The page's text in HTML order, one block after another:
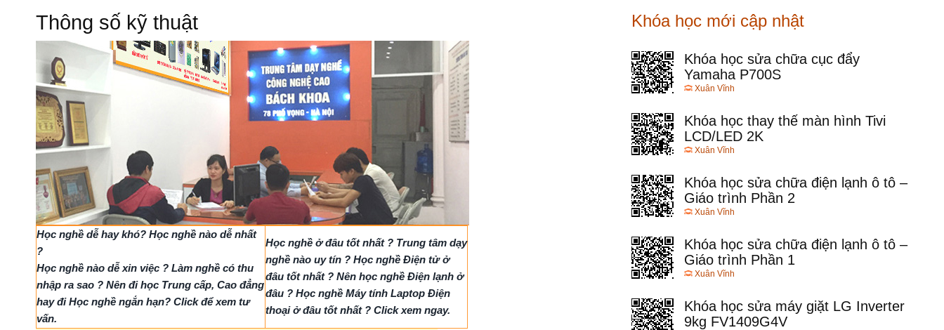
Thông số kỹ thuật
Học nghề dễ hay khó? Học nghề nào dễ nhất
?
Học nghề nào dễ xin việc ? Làm nghề có thu
nhập ra sao ? Nên đi học Trung cấp, Cao đẳng
hay đi Học nghề ngắn hạn? Click để xem tư
vấn.
Học nghề ở đâu tốt nhất ? Trung tâm dạy
nghề nào uy tín ? Học nghề Điện tử ở
đâu tốt nhất ? Nên học nghề Điện lạnh ở
đâu ? Học nghề Máy tính Laptop Điện
thoại ở đâu tốt nhất ? Click xem ngay.
Khóa học mới cập nhật
Khóa học sửa chữa cục đẩy
Yamaha P700S
Xuân Vĩnh
Khóa học thay thế màn hình Tivi
LCD/LED 2K
Xuân Vĩnh
Khóa học sửa chữa điện lạnh ô tô –
Giáo trình Phần 2
Xuân Vĩnh
Khóa học sửa chữa điện lạnh ô tô –
Giáo trình Phần 1
Xuân Vĩnh
Khóa học sửa máy giặt LG Inverter
9kg FV1409G4V